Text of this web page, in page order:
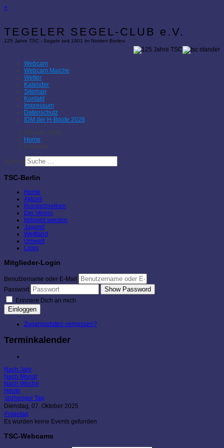
×
TEGELER SEGEL-CLUB e.V.
125 Jahre TSC - Segeln seit 1901 im Norden Berlins
Webcam
Webcam Malche
Wetter
Kalender
Sitemap
Kontakt
Impressum
Datenschutz
IDM der H-Boote 2026
Aktuelle Seite:
Home
Kalender
Suchen
TSC-Berlin
Home
Aktuell
Rundschreiben
Der Verein
Mitglied werden
Jugend
Wettfahrt
Umwelt
Links
Mitglieder-Login
Benutzername oder E-Mail
Passwort
Show Password
Erinnere Dich an mich
Einloggen
Zugangsdaten vergessen?
Terminkalender
Nach Jahr
Nach Monat
Nach Woche
Heute
Vorheriger Tag
Dienstag, 07. Oktober 2025
Folgetag
Es wurden keine Events gefunden
TSC-Webcams